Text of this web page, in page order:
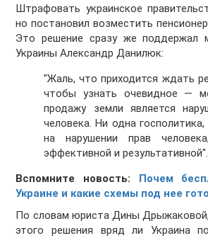
Штрафовать украинское
но постановил возместить
Это решение сразу же поддержал
Украины Александр Данилюк:
"Жаль, что приходится ждать
чтобы узнать очевидное —
продажу земли является
человека. Ни одна госполитика,
на нарушении прав
эффективной и результативной".
Вспомните новость:
Почем
Украине и какие схемы под нее
По словам юриста Дины Дрыжаковой,
этого решения вряд ли Украина